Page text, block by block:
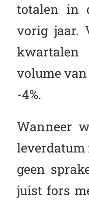
totalen in
vorig jaar.
kwartalen
volume
-4%.
Wanneer
leverdatum
geen
juist fors